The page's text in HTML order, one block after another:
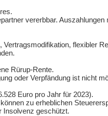
vererbbar.
flexibler
Rürup-Rente.
oder Verpfändung ist nicht
Euro pro Jahr für 2023).
zu erheblichen
Insolvenz geschützt.